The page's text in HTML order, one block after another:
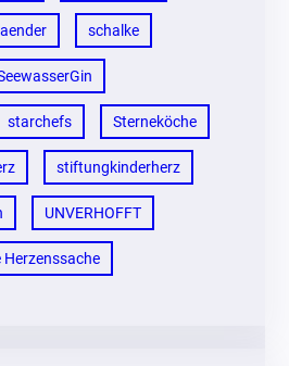
schalke
starchefs Sterneköche
stiftungkinderherz
UNVERHOFFT
Herzenssache